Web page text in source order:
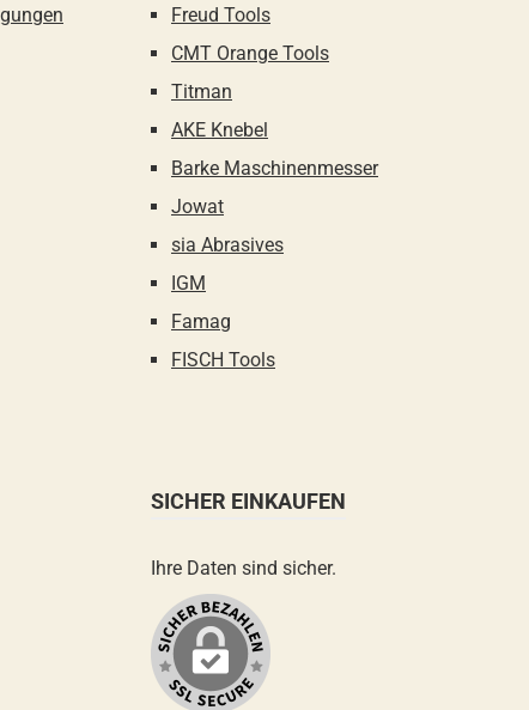
Freud Tools
CMT Orange Tools
Titman
AKE Knebel
Barke Maschinenmesser
Jowat
sia Abrasives
IGM
Famag
FISCH Tools
SICHER EINKAUFEN
Ihre Daten sind sicher.